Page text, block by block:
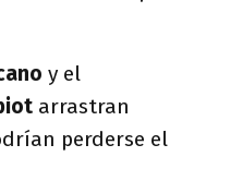
y el
arrastran
perderse el